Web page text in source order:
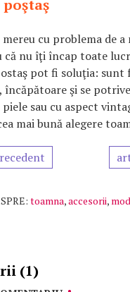
poştaş
cu problema de a
că nu îţi încap toate
pot fi soluţia: sunt
încăpătoare şi se
sau cu aspect
mai bună alegere
toamna,accesorii,
(1)